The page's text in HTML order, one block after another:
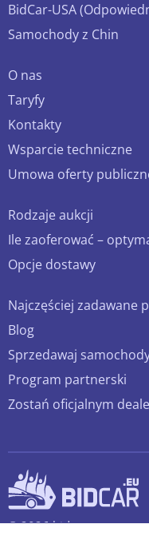
BidCar-USA
Samochody z Chin
O nas
Taryfy
Kontakty
Wsparcie techniczne
Umowa oferty
Rodzaje aukcji
Ile zaoferować –
Opcje dostawy
Najczęściej zadawane
Blog
Sprzedawaj
Program partnerski
Zostań oficjalnym
© 2026 bidcar.eu